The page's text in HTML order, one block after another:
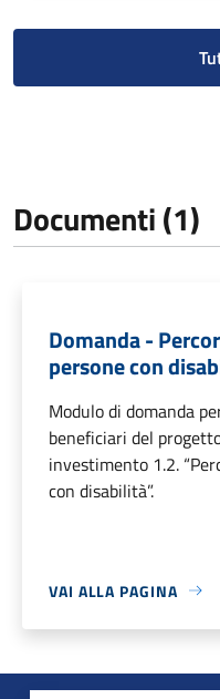
Documenti (1)
Domanda -
persone con
Modulo di domanda
beneficiari del
investimento 1.2.
con disabilità”.
VAI ALLA PAGINA